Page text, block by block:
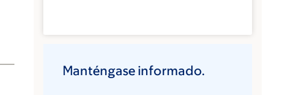
Manténgase informado.